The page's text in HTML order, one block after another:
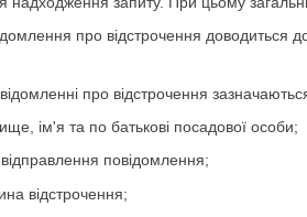
про відстрочення доводиться
про відстрочення
ім'я та по батькові посадової особи;
повідомлення;
відстрочення;